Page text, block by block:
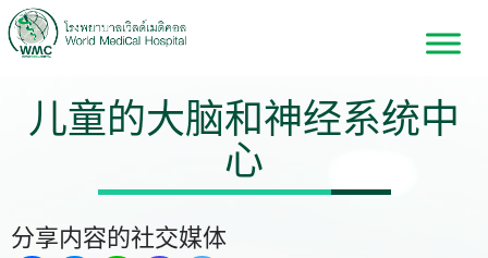
儿童的大脑和神经系统中
心
分享内容的社交媒体